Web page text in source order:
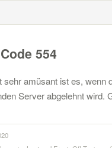
554
sehr amüsant ist es, wenn
Server abgelehnt wird.